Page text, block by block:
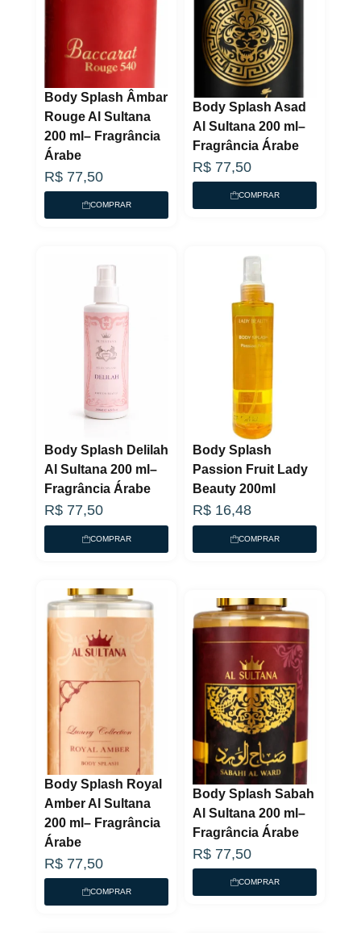
Body Splash Âmbar
Rouge Al Sultana
200 ml– Fragrância
Árabe
R$ 77,50
COMPRAR
Body Splash Asad
Al Sultana 200 ml–
Fragrância Árabe
R$ 77,50
COMPRAR
Body Splash Delilah
Al Sultana 200 ml–
Fragrância Árabe
R$ 77,50
COMPRAR
Body Splash
Passion Fruit Lady
Beauty 200ml
R$ 16,48
COMPRAR
Body Splash Royal
Amber Al Sultana
200 ml– Fragrância
Árabe
R$ 77,50
COMPRAR
Body Splash Sabah
Al Sultana 200 ml–
Fragrância Árabe
R$ 77,50
COMPRAR